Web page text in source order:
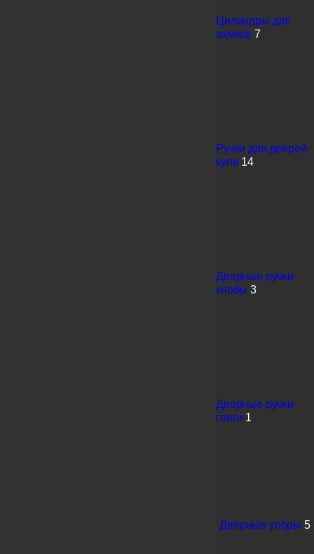
Цилиндры для
замков 7
Ручки для дверей-
купе 14
Дверные ручки-
кнобы 3
Дверные ручки-
гонги 1
Дверные упоры 5